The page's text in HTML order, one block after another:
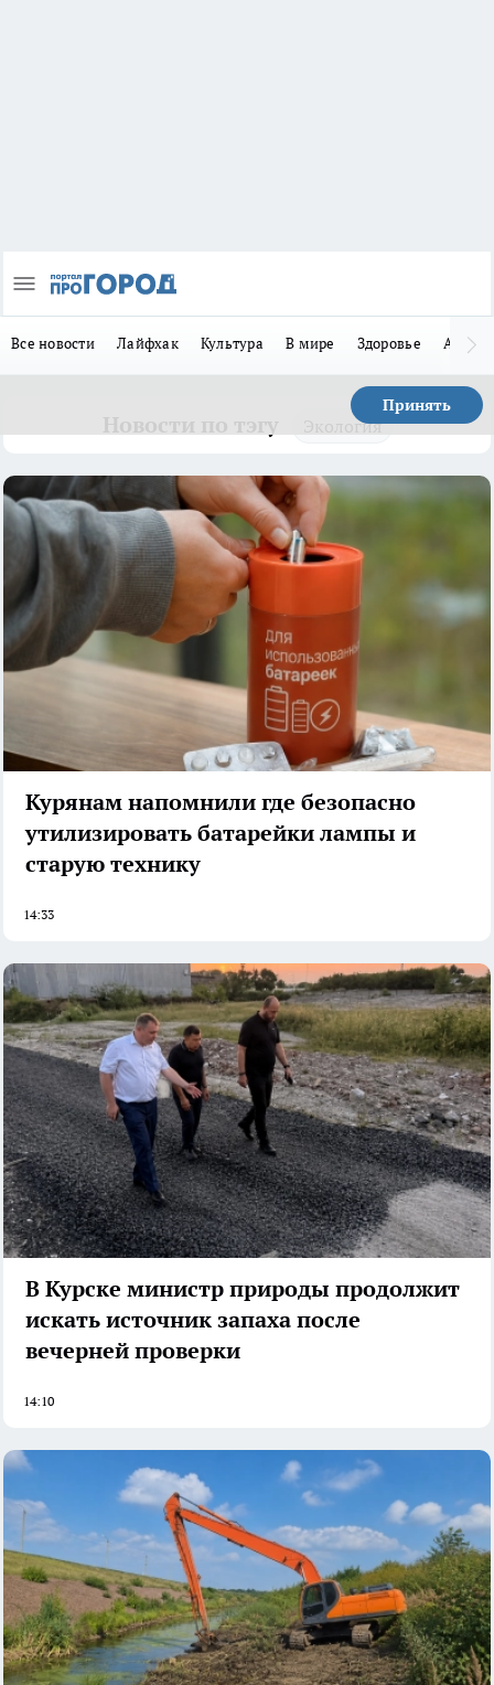
Все новости Лайфхак Культура В мире Здоровье Авто
Принять
Экология
Курянам напомнили где безопасно
утилизировать батарейки лампы и
старую технику
14:33
В Курске министр природы продолжит
искать источник запаха после
вечерней проверки
14:10